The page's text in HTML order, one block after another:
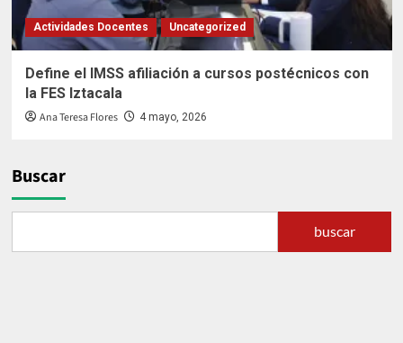
Actividades Docentes Uncategorized
Define el IMSS afiliación a cursos postécnicos con
la FES Iztacala
Ana Teresa Flores 4 mayo, 2026
Buscar
buscar